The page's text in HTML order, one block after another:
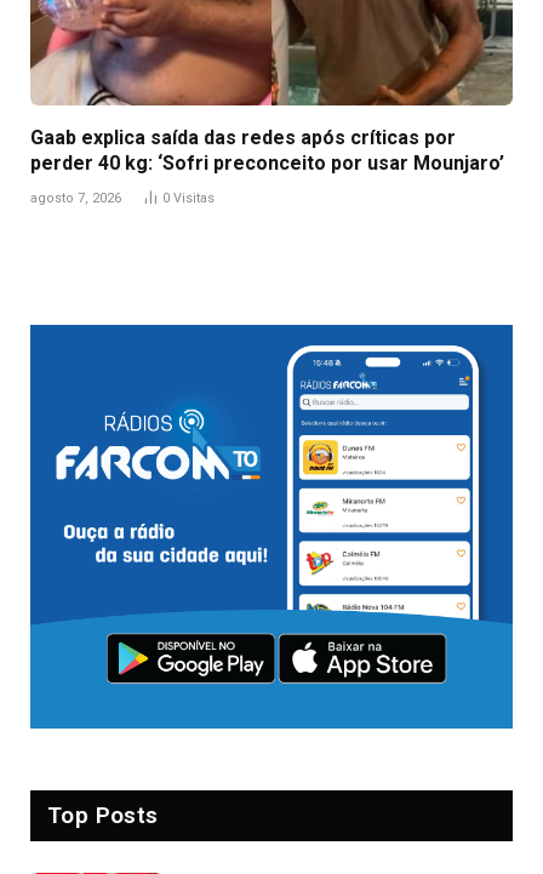
Gaab explica saída das redes após críticas por
perder 40 kg: ‘Sofri preconceito por usar Mounjaro’
agosto 7, 2026 0 Visitas
Top Posts